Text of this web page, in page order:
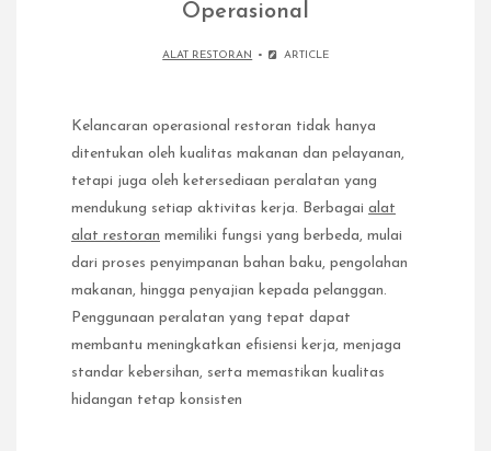
Operasional
ALAT RESTORAN ARTICLE
Kelancaran operasional restoran tidak hanya
ditentukan oleh kualitas makanan dan pelayanan,
tetapi juga oleh ketersediaan peralatan yang
mendukung setiap aktivitas kerja. Berbagai alat
alat restoran memiliki fungsi yang berbeda, mulai
dari proses penyimpanan bahan baku, pengolahan
makanan, hingga penyajian kepada pelanggan.
Penggunaan peralatan yang tepat dapat
membantu meningkatkan efisiensi kerja, menjaga
standar kebersihan, serta memastikan kualitas
hidangan tetap konsisten